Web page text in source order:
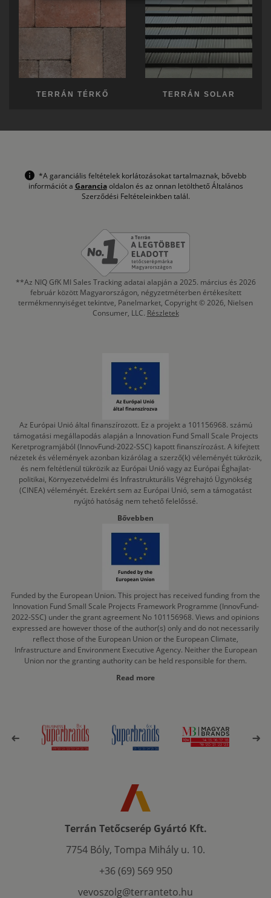
TERRÁN TÉRKŐ TERRÁN SOLAR
*A garanciális feltételek korlátozásokat tartalmaznak, bővebb
információt a Garanciaoldalon és az onnan letölthető Általános
Szerződési Feltételeinkben talál.
**Az NIQ GfK MI Sales Tracking adatai alapján a 2025. március és 2026
február között Magyarországon, négyzetméterben értékesített
termékmennyiséget tekintve, Panelmarket, Copyright © 2026, Nielsen
Consumer, LLC. Részletek
Az Európai Unió által finanszírozott. Ez a projekt a 101156968. számú
támogatási megállapodás alapján a Innovation Fund Small Scale Projects
Keretprogramjából (InnovFund-2022-SSC) kapott finanszírozást. A kifejtett
nézetek és vélemények azonban kizárólag a szerző(k) véleményét tükrözik,
és nem feltétlenül tükrözik az Európai Unió vagy az Európai Éghajlat-
politikai, Környezetvédelmi és Infrastrukturális Végrehajtó Ügynökség
(CINEA) véleményét. Ezekért sem az Európai Unió, sem a támogatást
nyújtó hatóság nem tehető felelőssé.
Bővebben
Funded by the European Union. This project has received funding from the
Innovation Fund Small Scale Projects Framework Programme (InnovFund-
2022-SSC) under the grant agreement No 101156968. Views and opinions
expressed are however those of the author(s) only and do not necessarily
reflect those of the European Union or the European Climate,
Infrastructure and Environment Executive Agency. Neither the European
Union nor the granting authority can be held responsible for them.
Read more
Terrán Tetőcserép Gyártó Kft.
7754 Bóly, Tompa Mihály u. 10.
+36 (69) 569 950
vevoszolg@terranteto.hu
ITALIAN